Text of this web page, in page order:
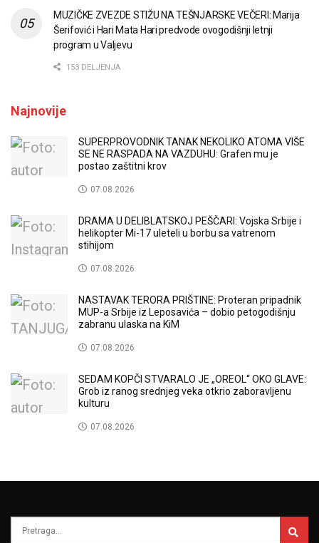
MUZIČKE ZVEZDE STIŽU NA TEŠNJARSKE VEČERI: Marija
Šerifović i Hari Mata Hari predvode ovogodišnji letnji
program u Valjevu
153 DELJENJA
Najnovije
SUPERPROVODNIK TANAK NEKOLIKO ATOMA VIŠE
SE NE RASPADA NA VAZDUHU: Grafen mu je
postao zaštitni krov
07.08.2026
DRAMA U DELIBLATSKOJ PEŠČARI: Vojska Srbije i
helikopter Mi-17 uleteli u borbu sa vatrenom
stihijom
07.08.2026
NASTAVAK TERORA PRIŠTINE: Proteran pripadnik
MUP-a Srbije iz Leposavića – dobio petogodišnju
zabranu ulaska na KiM
07.08.2026
SEDAM KOPČI STVARALO JE „OREOL“ OKO GLAVE:
Grob iz ranog srednjeg veka otkrio zaboravljenu
kulturu
07.08.2026